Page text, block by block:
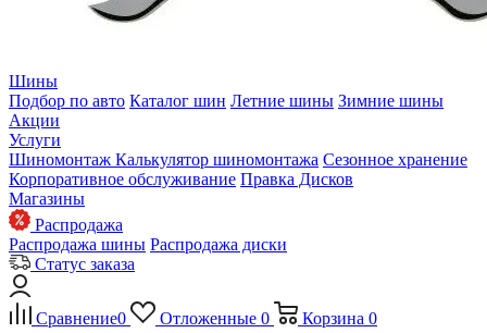
Шины
Подбор по авто Каталог шин Летние шины Зимние шины
Акции
Услуги
Шиномонтаж Калькулятор шиномонтажа Сезонное хранение
Корпоративное обслуживание Правка Дисков
Магазины
Распродажа
Распродажа шины Распродажа диски
Статус заказа
Сравнение0 Отложенные 0 Корзина 0